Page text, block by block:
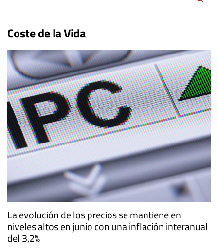
Coste de la Vida
La evolución de los precios se mantiene en
niveles altos en junio con una inflación interanual
del 3,2%